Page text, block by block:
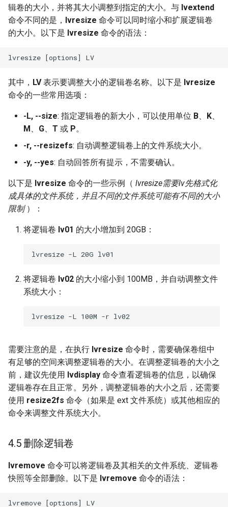
辑卷的大小，并将其大小调整到指定的大小。与 lvextend
命令不同的是， lvresize 命令可以同时缩小和扩展逻辑卷
的大小。以下是 lvresize 命令的语法：
其中， LV表示要调整大小的逻辑卷名称。以下是 lvresize
命令的一些常用选项：
-L, --size: 指定逻辑卷的新大小，可以使用单位 B、 K、
M、 G、 T 或 P。
-r, --resizefs: 自动调整逻辑卷上的文件系统大小。
-y, --yes: 自动回答所有提示，不需要确认。
以下是 lvresize 命令的一些示例（ lvresize需要lv先格式化
成具体的文件系统，并且不同的文件系统可能有不同的大小
限制）：
将逻辑卷 lv01 的大小增加到 20GB：
将逻辑卷 lv02 的大小缩小到 100MB，并自动调整文件
系统大小：
需要注意的是，在执行 lvresize 命令时，需要确保卷组中
有足够的空间来调整逻辑卷的大小。在调整逻辑卷的大小之
前，建议先使用 lvdisplay 命令查看逻辑卷的信息，以确保
逻辑卷存在且正常。另外，调整逻辑卷的大小之后，还需要
使用 resize2fs 命令（如果是 ext 文件系统）或其他相应的
命令来调整文件系统大小。
4.5 删除逻辑卷
lvremove 命令可以将逻辑卷及其相关的文件系统、逻辑卷
快照等全部删除。以下是 lvremove 命令的语法：